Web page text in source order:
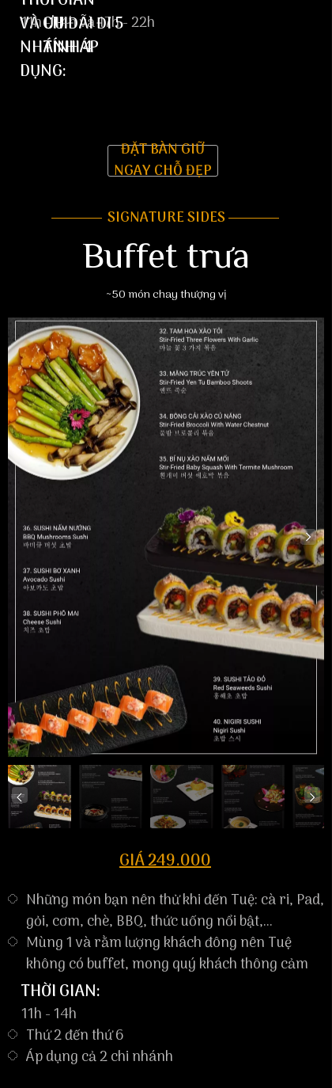
VÀ CHI
NHÁNH ÁP
DỤNG:
11h - 14h và 17h - 22h
ĐẶT BÀN GIỮ
NGAY CHỖ ĐẸP
ƯU ĐÃI ĐI 5
TÍNH 4
SIGNATURE SIDES
Buffet trưa
~50 món chay thượng vị
GIÁ 249.000
Những món bạn nên thử khi đến Tuệ: cà ri, Pad,
gỏi, cơm, chè, BBQ, thức uống nổi bật,...
Mùng 1 và rằm lượng khách đông nên Tuệ
không có buffet, mong quý khách thông cảm
11h - 14h
THỜI GIAN:
Thứ 2 đến thứ 6
Áp dụng cả 2 chi nhánh